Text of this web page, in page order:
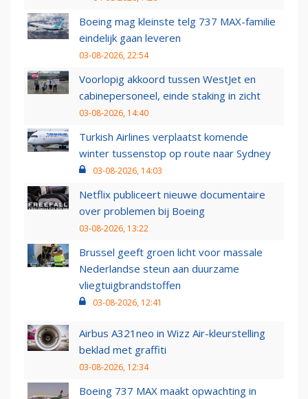
Boeing mag kleinste telg 737 MAX-familie
eindelijk gaan leveren
03-08-2026, 22:54
Voorlopig akkoord tussen WestJet en
cabinepersoneel, einde staking in zicht
03-08-2026, 14:40
Turkish Airlines verplaatst komende
winter tussenstop op route naar Sydney
03-08-2026, 14:03
Netflix publiceert nieuwe documentaire
over problemen bij Boeing
03-08-2026, 13:22
Brussel geeft groen licht voor massale
Nederlandse steun aan duurzame
vliegtuigbrandstoffen
03-08-2026, 12:41
Airbus A321neo in Wizz Air-kleurstelling
beklad met graffiti
03-08-2026, 12:34
Boeing 737 MAX maakt opwachting in